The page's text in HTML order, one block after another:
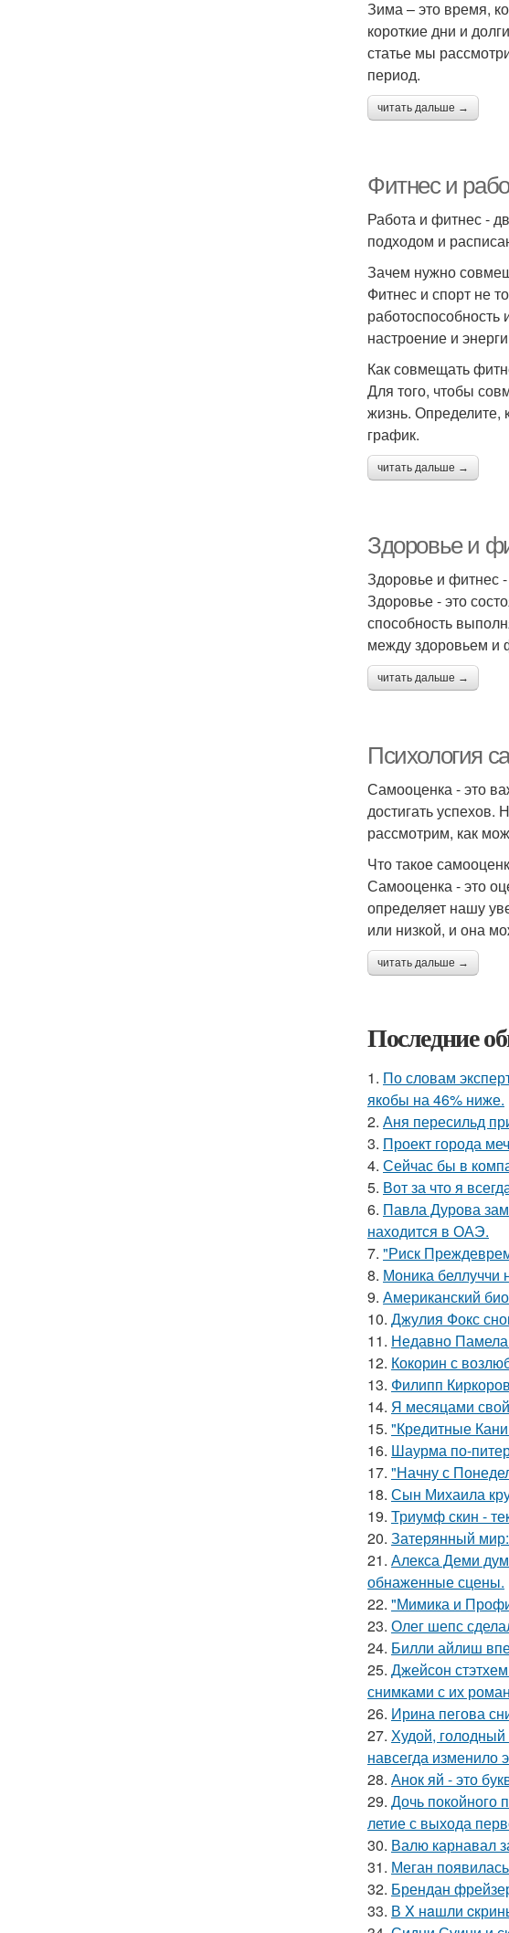
Зима – это время,
короткие дни и
статье мы
период.
читать дальше →
Фитнес и
Работа и фитнес -
подходом и
Зачем нужно
Фитнес и спорт не
настроение и
Как совмещать
Для того, чтобы
жизнь. Определите,
график.
читать дальше →
Здоровье и
Здоровье и фитнес
Здоровье - это
способность
между здоровьем и
читать дальше →
Психология
Самооценка - это
достигать успехов.
рассмотрим, как
Что такое
Самооценка - это
определяет нашу
или низкой, и она
читать дальше →
Последние
1. По словам
якобы на 46% ниже.
2. Аня пересильд
3. Проект города
4. Сейчас бы в
5. Вот за что я
6. Павла Дурова
находится в ОАЭ.
7. "Риск
8. Моника беллуччи
9. Американский
10. Джулия Фокс
11. Недавно Памела
12. Кокорин с
13. Филипп
14. Я месяцами
15. "Кредитные
16. Шаурма по-
17. "Начну с
18. Сын Михаила
19. Триумф скин -
20. Затерянный
21. Алекса Деми
обнаженные сцены.
22. "Мимика и
23. Олег шепс
24. Билли айлиш
25. Джейсон
снимками с их
26. Ирина пегова
27. Худой,
навсегда изменило
28. Анок яй - это
29. Дочь покойного
летие с выхода
30. Валю карнавал
31. Меган
32. Брендан
33. В X нaшли